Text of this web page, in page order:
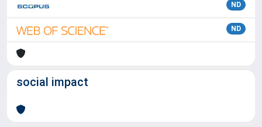
ND
ND
social impact